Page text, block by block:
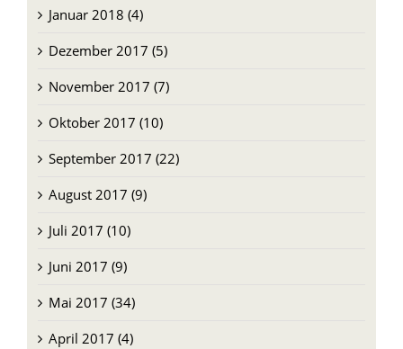
Januar 2018 (4)
Dezember 2017 (5)
November 2017 (7)
Oktober 2017 (10)
September 2017 (22)
August 2017 (9)
Juli 2017 (10)
Juni 2017 (9)
Mai 2017 (34)
April 2017 (4)